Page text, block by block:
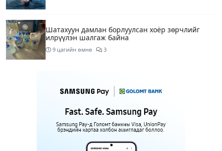
Шатахуун дамлан борлуулсан хоёр зөрчлийг
илрүүлэн шалгаж байна
9 цагийн өмнө 3
урьдчилсан төлөв
Шатахуун дамлаж байгаа асуудалд ТЕГ-аас
холбогдох мэдээллийн дагуу шалгалтын
ажиллагааг эрчимжүүлж байна